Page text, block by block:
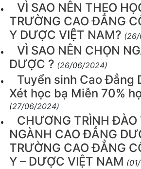
VÌ SAO NÊN THEO
TRƯỜNG CAO ĐẲNG
Y DƯỢC VIỆT NAM?
VÌ SAO NÊN CHỌN
DƯỢC ? (26/06/2024)
Tuyển sinh Cao Đẳng
Xét học bạ Miễn 70%
(27/06/2024)
CHƯƠNG TRÌNH ĐÀO
NGÀNH CAO ĐẲNG
TRƯỜNG CAO ĐẲNG
Y – DƯỢC VIỆT NAM